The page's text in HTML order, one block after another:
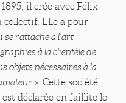
il crée avec Félix
collectif. Elle a pour
se rattache à l’art
à la clientèle de
objets nécessaires à la
». Cette société
déclarée en faillite le